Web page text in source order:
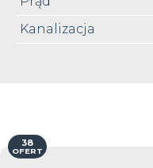
Kanalizacja
38
OFERT